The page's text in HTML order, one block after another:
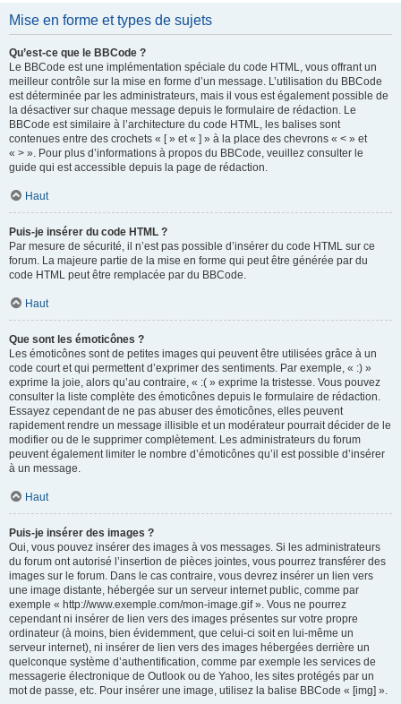
Mise en forme et types de sujets
Qu’est-ce que le BBCode ?
Le BBCode est une implémentation spéciale du code HTML, vous offrant un
meilleur contrôle sur la mise en forme d’un message. L’utilisation du BBCode
est déterminée par les administrateurs, mais il vous est également possible de
la désactiver sur chaque message depuis le formulaire de rédaction. Le
BBCode est similaire à l’architecture du code HTML, les balises sont
contenues entre des crochets « [ » et « ] » à la place des chevrons « < » et
« > ». Pour plus d’informations à propos du BBCode, veuillez consulter le
guide qui est accessible depuis la page de rédaction.
Haut
Puis-je insérer du code HTML ?
Par mesure de sécurité, il n’est pas possible d’insérer du code HTML sur ce
forum. La majeure partie de la mise en forme qui peut être générée par du
code HTML peut être remplacée par du BBCode.
Haut
Que sont les émoticônes ?
Les émoticônes sont de petites images qui peuvent être utilisées grâce à un
code court et qui permettent d’exprimer des sentiments. Par exemple, « :) »
exprime la joie, alors qu’au contraire, « :( » exprime la tristesse. Vous pouvez
consulter la liste complète des émoticônes depuis le formulaire de rédaction.
Essayez cependant de ne pas abuser des émoticônes, elles peuvent
rapidement rendre un message illisible et un modérateur pourrait décider de le
modifier ou de le supprimer complètement. Les administrateurs du forum
peuvent également limiter le nombre d’émoticônes qu’il est possible d’insérer
à un message.
Haut
Puis-je insérer des images ?
Oui, vous pouvez insérer des images à vos messages. Si les administrateurs
du forum ont autorisé l’insertion de pièces jointes, vous pourrez transférer des
images sur le forum. Dans le cas contraire, vous devrez insérer un lien vers
une image distante, hébergée sur un serveur internet public, comme par
exemple « http://www.exemple.com/mon-image.gif ». Vous ne pourrez
cependant ni insérer de lien vers des images présentes sur votre propre
ordinateur (à moins, bien évidemment, que celui-ci soit en lui-même un
serveur internet), ni insérer de lien vers des images hébergées derrière un
quelconque système d’authentification, comme par exemple les services de
messagerie électronique de Outlook ou de Yahoo, les sites protégés par un
mot de passe, etc. Pour insérer une image, utilisez la balise BBCode « [img] ».